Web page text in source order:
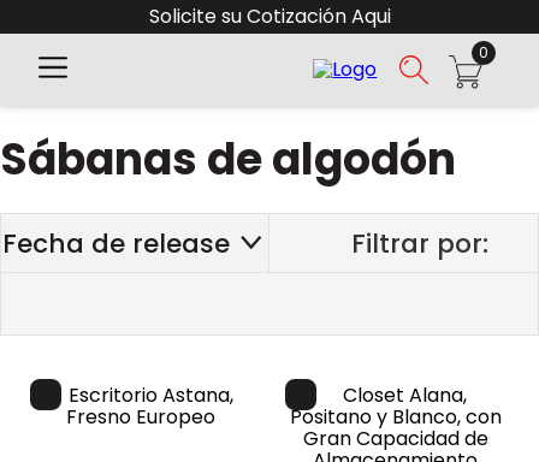
Solicite su Cotización Aqui
0
Sábanas de algodón
Fecha de release